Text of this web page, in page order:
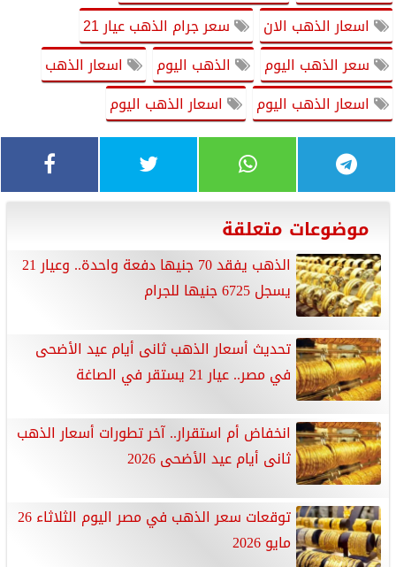
اسعار الذهب الان
سعر جرام الذهب عيار 21
سعر الذهب اليوم
الذهب اليوم
اسعار الذهب
اسعار الذهب اليوم
اسعار الذهب اليوم
موضوعات متعلقة
الذهب يفقد 70 جنيها دفعة واحدة.. وعيار 21
يسجل 6725 جنيها للجرام
تحديث أسعار الذهب ثانى أيام عيد الأضحى
في مصر.. عيار 21 يستقر في الصاغة
انخفاض أم استقرار.. آخر تطورات أسعار الذهب
ثانى أيام عيد الأضحى 2026
توقعات سعر الذهب في مصر اليوم الثلاثاء 26
مايو 2026